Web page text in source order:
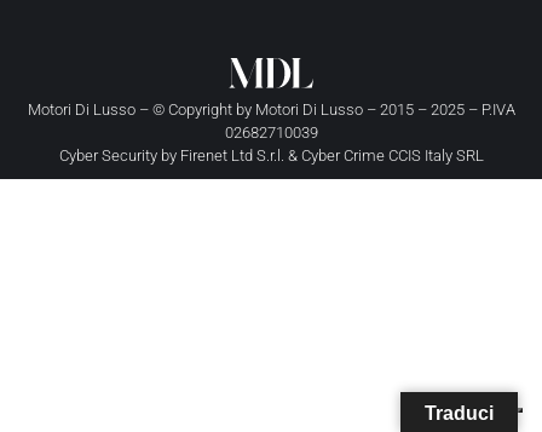
Motori Di Lusso – © Copyright by Motori Di Lusso– 2015 – 2025 – P.IVA
02682710039
Cyber Security by Firenet Ltd S.r.l. & Cyber Crime CCIS Italy SRL
Traduci